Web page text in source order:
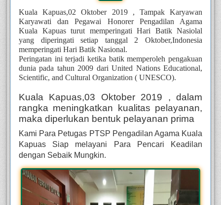
Kuala Kapuas,02 Oktober 2019 , Tampak Karyawan
Karyawati dan Pegawai Honorer Pengadilan Agama
Kuala Kapuas turut memperingati Hari Batik Nasiolal
yang diperingati setiap tanggal 2 Oktober,Indonesia
memperingati Hari Batik Nasional.
Peringatan ini terjadi ketika batik memperoleh pengakuan
dunia pada tahun 2009 dari United Nations Educational,
Scientific, and Cultural Organization ( UNESCO).
Kuala Kapuas,03 Oktober 2019 , dalam
rangka meningkatkan kualitas pelayanan,
maka diperlukan bentuk pelayanan prima
Kami Para Petugas PTSP Pengadilan Agama Kuala
Kapuas Siap melayani Para Pencari Keadilan
dengan Sebaik Mungkin.